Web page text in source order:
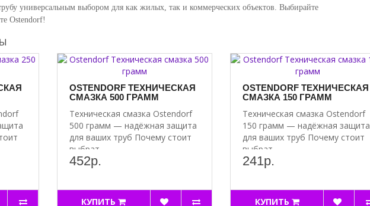
универсальным выбором для как жилых, так и коммерческих объектов. Выбирайте
Ostendorf!
OSTENDORF ТЕХНИЧЕСКАЯ
СМАЗКА 500 ГРАММ
Техническая смазка Ostendorf
500 грамм — надёжная защита
для ваших труб Почему стоит
выбрат..
452р.
КУПИТЬ
OSTENDORF ТЕХНИЧЕСКАЯ
СМАЗКА 150 ГРАММ
Техническая смазка Ostendorf
150 грамм — надёжная защита
для ваших труб Почему стоит
выбрат..
241р.
КУПИТЬ